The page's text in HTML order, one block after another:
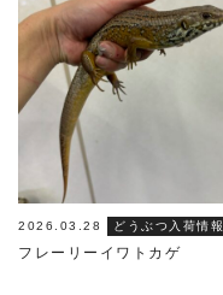
2026.03.28 どうぶつ入荷情報
フレーリーイワトカゲ